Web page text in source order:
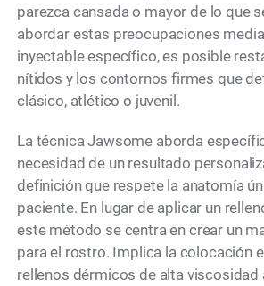
parezca cansada o mayor de lo que
abordar estas preocupaciones
inyectable específico, es posible
nítidos y los contornos firmes que
clásico, atlético o juvenil.
La técnica Jawsome aborda
necesidad de un resultado
definición que respete la anatomía
paciente. En lugar de aplicar un
este método se centra en crear un
para el rostro. Implica la colocación
rellenos dérmicos de alta viscosidad